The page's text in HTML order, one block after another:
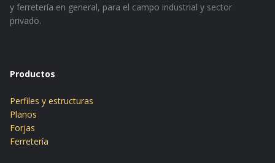
y ferretería en general, para el campo industrial y sector
privado.
Productos
Perfiles y estructuras
Planos
Forjas
Ferretería